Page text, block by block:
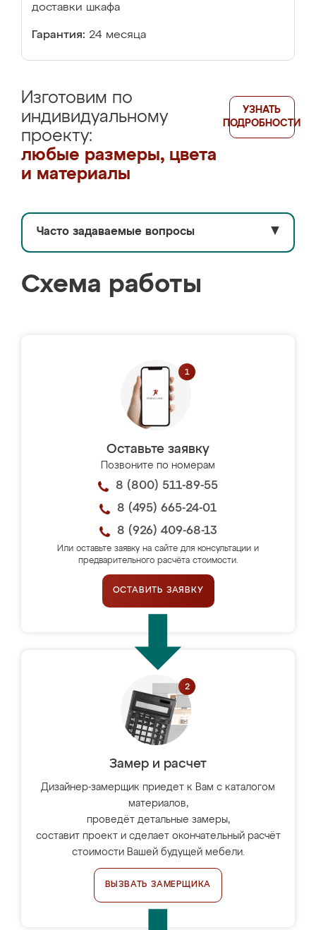
доставки шкафа
Гарантия: 24 месяца
Изготовим по
индивидуальному
проекту:
любые размеры, цвета
и материалы
УЗНАТЬ
ПОДРОБНОСТИ
Часто задаваемые вопросы ▼
Схема работы
Оставьте заявку
Позвоните по номерам
8 (800) 511-89-55
8 (495) 665-24-01
8 (926) 409-68-13
Или оставьте заявку на сайте для консультации и
предварительного расчёта стоимости.
ОСТАВИТЬ ЗАЯВКУ
Замер и расчет
Дизайнер-замерщик приедет к Вам с каталогом
материалов,
проведёт детальные замеры,
составит проект и сделает окончательный расчёт
стоимости Вашей будущей мебели.
ВЫЗВАТЬ ЗАМЕРЩИКА